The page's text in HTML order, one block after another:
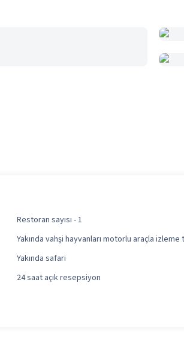
Restoran sayısı - 1
Yakında vahşi hayvanları motorlu araçla izleme
Yakında safari
24 saat açık resepsiyon